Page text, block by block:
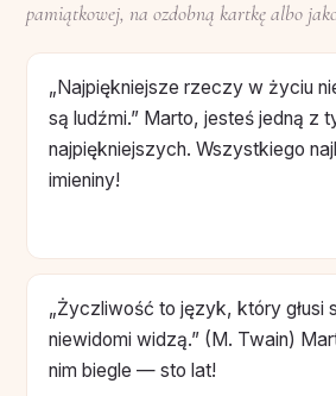
pamiątkowej, na ozdobną kartkę albo
„Najpiękniejsze rzeczy w życiu
są ludźmi.” Marto, jesteś jedną z
najpiękniejszych. Wszystkiego
imieniny!
„Życzliwość to język, który głusi
niewidomi widzą.” (M. Twain)
nim biegle — sto lat!